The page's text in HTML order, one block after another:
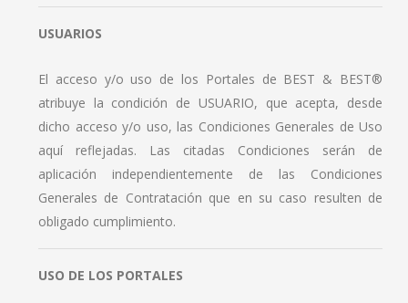
USUARIOS
El acceso y/o uso de los Portales de BEST & BEST®
atribuye la condición de USUARIO, que acepta, desde
dicho acceso y/o uso, las Condiciones Generales de Uso
aquí reflejadas. Las citadas Condiciones serán de
aplicación independientemente de las Condiciones
Generales de Contratación que en su caso resulten de
obligado cumplimiento.
USO DE LOS PORTALES